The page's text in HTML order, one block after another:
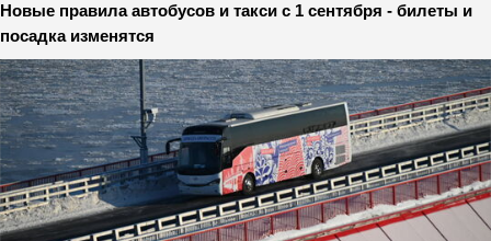
Новые правила автобусов и такси с 1 сентября - билеты и
посадка изменятся